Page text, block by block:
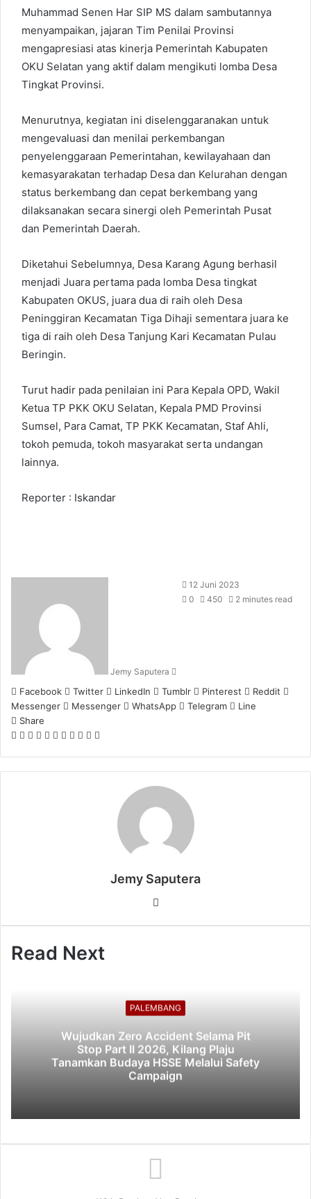
Muhammad Senen Har SIP MS dalam sambutannya
menyampaikan, jajaran Tim Penilai Provinsi
mengapresiasi atas kinerja Pemerintah Kabupaten
OKU Selatan yang aktif dalam mengikuti lomba Desa
Tingkat Provinsi.
Menurutnya, kegiatan ini diselenggaranakan untuk
mengevaluasi dan menilai perkembangan
penyelenggaraan Pemerintahan, kewilayahaan dan
kemasyarakatan terhadap Desa dan Kelurahan dengan
status berkembang dan cepat berkembang yang
dilaksanakan secara sinergi oleh Pemerintah Pusat
dan Pemerintah Daerah.
Diketahui Sebelumnya, Desa Karang Agung berhasil
menjadi Juara pertama pada lomba Desa tingkat
Kabupaten OKUS, juara dua di raih oleh Desa
Peninggiran Kecamatan Tiga Dihaji sementara juara ke
tiga di raih oleh Desa Tanjung Kari Kecamatan Pulau
Beringin.
Turut hadir pada penilaian ini Para Kepala OPD, Wakil
Ketua TP PKK OKU Selatan, Kepala PMD Provinsi
Sumsel, Para Camat, TP PKK Kecamatan, Staf Ahli,
tokoh pemuda, tokoh masyarakat serta undangan
lainnya.
Reporter : Iskandar
Jemy Saputera
Send
an
12 Juni 2023
0
450 2 minutes read
Facebook Twitter LinkedIn Tumblr Pinterest
Reddit
Messenger
Messenger WhatsApp Telegram
Line
Share
Facebook
Twitter
LinkedIn
Pinterest
Reddit
Messenger
Messenger
WhatsApp
Telegram
Share
Jemy Saputera
Website
Read Next
PALEMBANG
Wujudkan Zero Accident Selama Pit
Stop Part II 2026, Kilang Plaju
Tanamkan Budaya HSSE Melalui Safety
Campaign